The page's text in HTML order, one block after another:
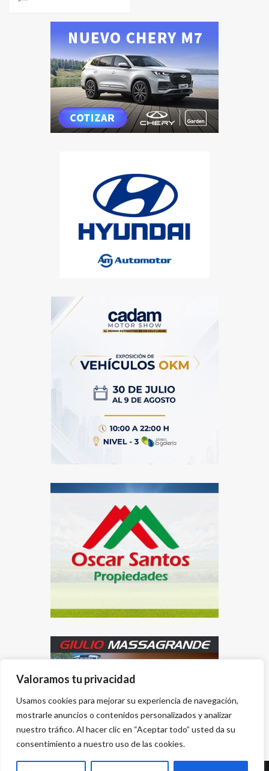
Valoramos tu privacidad
Usamos cookies para mejorar su experiencia de navegación,
mostrarle anuncios o contenidos personalizados y analizar
nuestro tráfico. Al hacer clic en “Aceptar todo” usted da su
consentimiento a nuestro uso de las cookies.